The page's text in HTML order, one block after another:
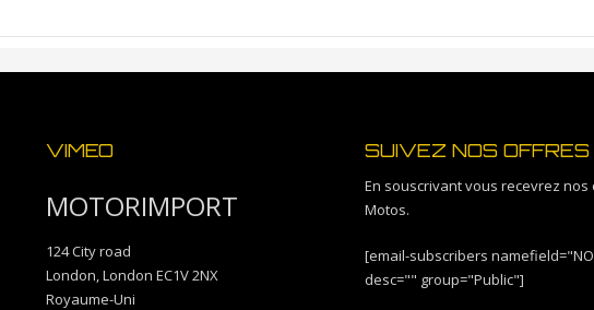
VIMEO
MOTORIMPORT
124 City road
London London EC1V 2NX
Royaume-Uni
SUIVEZ NOS OFFRES
En souscrivant vous recevrez nos
Motos.
[email-subscribers
desc="" group="Public"]